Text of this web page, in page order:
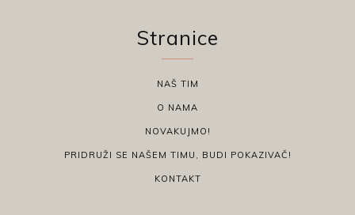
Stranice
NAŠ TIM
O NAMA
NOVAKUJMO!
PRIDRUŽI SE NAŠEM TIMU, BUDI POKAZIVAČ!
KONTAKT